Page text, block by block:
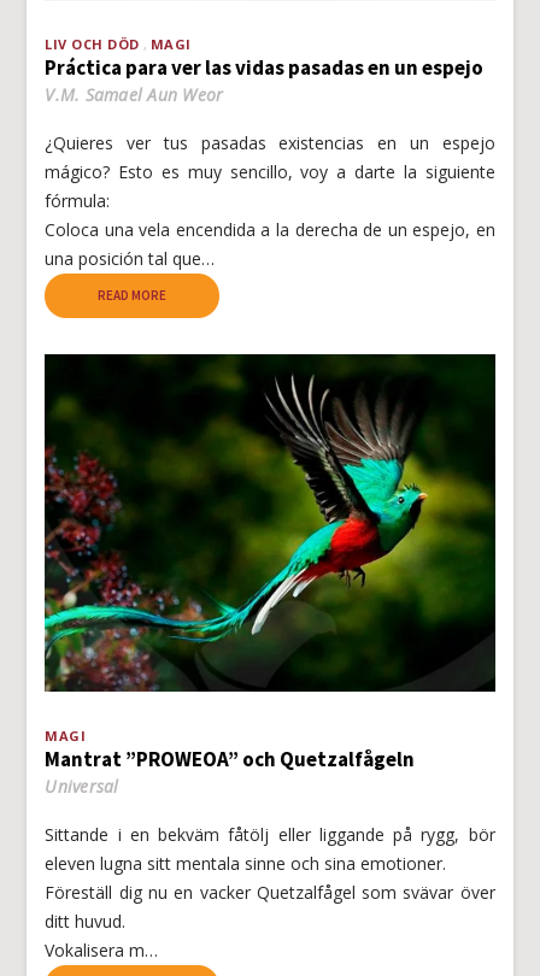
LIV OCH DÖD MAGI
Práctica para ver las vidas pasadas en un espejo
V.M. Samael Aun Weor
¿Quieres ver tus pasadas existencias en un espejo
mágico? Esto es muy sencillo, voy a darte la siguiente
fórmula:
Coloca una vela encendida a la derecha de un espejo, en
una posición tal que…
READ MORE
MAGI
Mantrat ”PROWEOA” och Quetzalfågeln
Universal
Sittande i en bekväm fåtölj eller liggande på rygg, bör
eleven lugna sitt mentala sinne och sina emotioner.
Föreställ dig nu en vacker Quetzalfågel som svävar över
ditt huvud.
Vokalisera m…